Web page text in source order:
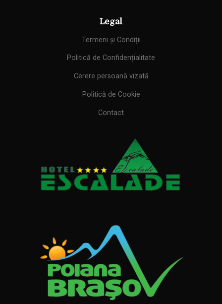
Legal
Termeni și Condiții
Politică de Confidențialitate
Cerere persoană vizată
Politică de Cookie
Contact